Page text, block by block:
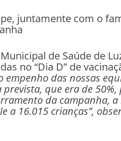
juntamente com o
de Saúde de
no “Dia D” de
empenho das nossas
que era de
da campanha,
a 16.015 crianças”,